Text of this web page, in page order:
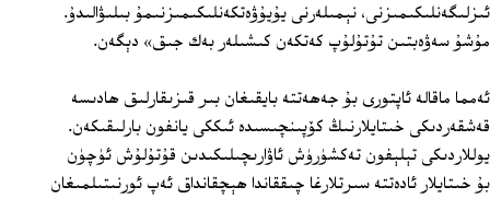
ئىزلىگەنلىكىمىزنى، نېمىلەرنى يۇيۇۋەتكەنلىكىمىزنىمۇ بىلىۋالىدۇ.
مۇشۇ سەۋەبتىن تۇتۇلۇپ كەتكەن كىشىلەر بەك جىق» دېگەن.
ئەمما ماقالە ئاپتورى بۇ جەھەتتە بايقىغان بىر قىزىقارلىق ھادىسە
قەشقەردىكى خىتايلارنىڭ كۆپىنچىسىدە ئىككى يانفون بارلىقىكەن.
يوللاردىكى تېلېفون تەكشۈرۈش ئاۋارىچىلىكىدىن قۇتۇلۇش ئۈچۈن
بۇ خىتايلار ئادەتتە سىرتلارغا چىققاندا ھېچقانداق ئەپ ئورنىتىلمىغان